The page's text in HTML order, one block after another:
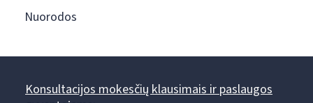
Nuorodos
Konsultacijos mokesčių klausimais ir paslaugos